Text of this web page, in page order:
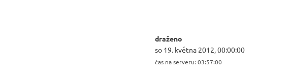
draženo
so 19. května 2012, 00:00:00
čas na serveru: 03:57:00